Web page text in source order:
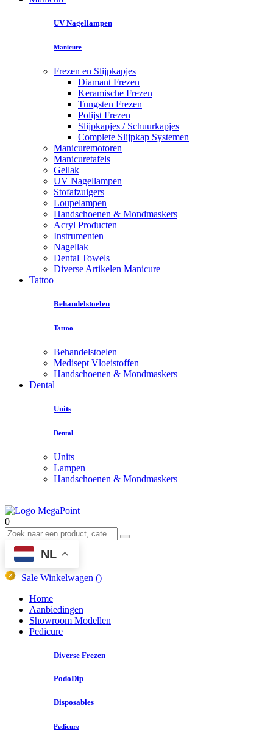
UV Nagellampen
Manicure
Frezen en Slijpkapjes
Diamant Frezen
Keramische Frezen
Tungsten Frezen
Polijst Frezen
Slijpkapjes / Schuurkapjes
Complete Slijpkap Systemen
Manicuremotoren
Manicuretafels
Gellak
UV Nagellampen
Stofafzuigers
Loupelampen
Handschoenen & Mondmaskers
Acryl Producten
Instrumenten
Nagellak
Dental Towels
Diverse Artikelen Manicure
Tattoo
Behandelstoelen
Tattoo
Behandelstoelen
Medisept Vloeistoffen
Handschoenen & Mondmaskers
Dental
Units
Dental
Units
Lampen
Handschoenen & Mondmaskers
0
NL
Sale Winkelwagen ()
Home
Aanbiedingen
Showroom Modellen
Pedicure
Diverse Frezen
PodoDip
Disposables
Pedicure